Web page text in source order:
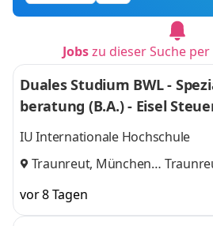
Jobszu dieser Suche
Duales Studium BWL -
beratung (B.A.) - Eisel
schaft mbH & Co. KG
IU Internationale Hochschule
Traunreut, München
vor 8 Tagen